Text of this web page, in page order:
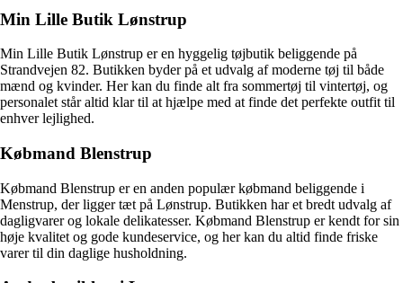
Min Lille Butik Lønstrup
Min Lille Butik Lønstrup er en hyggelig tøjbutik beliggende på
Strandvejen 82. Butikken byder på et udvalg af moderne tøj til både
mænd og kvinder. Her kan du finde alt fra sommertøj til vintertøj, og
personalet står altid klar til at hjælpe med at finde det perfekte outfit til
enhver lejlighed.
Købmand Blenstrup
Købmand Blenstrup er en anden populær købmand beliggende i
Menstrup, der ligger tæt på Lønstrup. Butikken har et bredt udvalg af
dagligvarer og lokale delikatesser. Købmand Blenstrup er kendt for sin
høje kvalitet og gode kundeservice, og her kan du altid finde friske
varer til din daglige husholdning.